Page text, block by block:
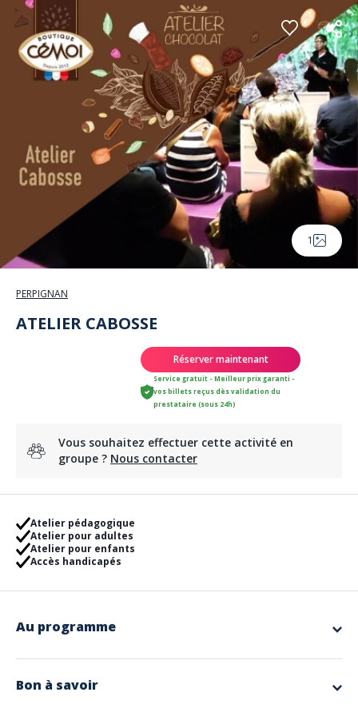
Panneau de gestion des cookies
1
PERPIGNAN
ATELIER CABOSSE
Réserver maintenant
Service gratuit - Meilleur prix garanti -
vos billets reçus dès validation du
prestataire (sous 24h)
Vous souhaitez effectuer cette activité en
groupe ? Nous contacter
Atelier pédagogique
Atelier pour adultes
Atelier pour enfants
Accès handicapés
Au programme
cœur de l'univers du chocolat!
Bon à savoir